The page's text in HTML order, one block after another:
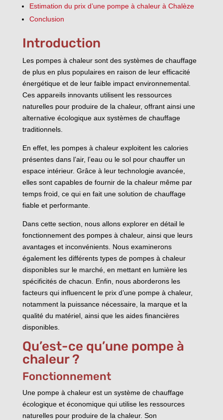
Estimation du prix d’une pompe à chaleur à Chalèze
Conclusion
Introduction
Les pompes à chaleur sont des systèmes de chauffage
de plus en plus populaires en raison de leur efficacité
énergétique et de leur faible impact environnemental.
Ces appareils innovants utilisent les ressources
naturelles pour produire de la chaleur, offrant ainsi une
alternative écologique aux systèmes de chauffage
traditionnels.
En effet, les pompes à chaleur exploitent les calories
présentes dans l’air, l’eau ou le sol pour chauffer un
espace intérieur. Grâce à leur technologie avancée,
elles sont capables de fournir de la chaleur même par
temps froid, ce qui en fait une solution de chauffage
fiable et performante.
Dans cette section, nous allons explorer en détail le
fonctionnement des pompes à chaleur, ainsi que leurs
avantages et inconvénients. Nous examinerons
également les différents types de pompes à chaleur
disponibles sur le marché, en mettant en lumière les
spécificités de chacun. Enfin, nous aborderons les
facteurs qui influencent le prix d’une pompe à chaleur,
notamment la puissance nécessaire, la marque et la
qualité du matériel, ainsi que les aides financières
disponibles.
Qu’est-ce qu’une pompe à
chaleur ?
Fonctionnement
Une pompe à chaleur est un système de chauffage
écologique et économique qui utilise les ressources
naturelles pour produire de la chaleur. Son